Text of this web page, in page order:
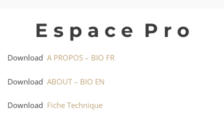
E s p a c e P r o
Download A PROPOS – BIO FR
Download ABOUT – BIO EN
Download Fiche Technique